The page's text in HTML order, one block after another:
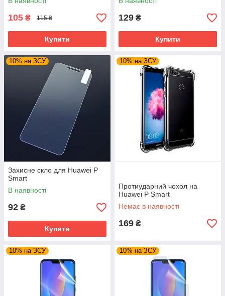
105 ₴ 115 ₴
Купити
129 ₴
Купити
10% на ЗСУ
Захисне скло для Huawei P
Smart
В наявності
92 ₴
Купити
10% на ЗСУ
Протиударний чохол на
Huawei P Smart
Немає в наявності
169 ₴
10% на ЗСУ 10% на ЗСУ